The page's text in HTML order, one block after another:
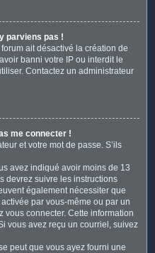
parviens pas !
ait désactivé la création de
banni votre IP ou interdit le
Contactez un administrateur
me connecter !
et votre mot de passe. S’ils
avez indiqué avoir moins de 13
devrez suivre les instructions
également nécessiter que
par vous-même ou par un
vous connecter. Cette information
vous avez reçu un courriel, suivez
peut que vous ayez fourni une